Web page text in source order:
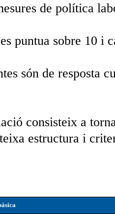
de política
puntua sobre 10 i
són de resposta
consisteix a
estructura i